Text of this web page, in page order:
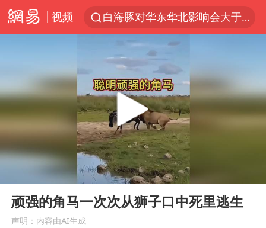
视频
白海豚对华东华北影响会大于巴威
浙江省甬江发生2026年第1号洪水
全球最大级别运输船通过长江大桥
白海豚北上或致京津冀暴雨
上海全力守护市民“菜篮子”
香港刷新1884年以来最高气温纪录
Play
顽强的角马一次次从狮子口中死里逃生
声明：内容由AI生成